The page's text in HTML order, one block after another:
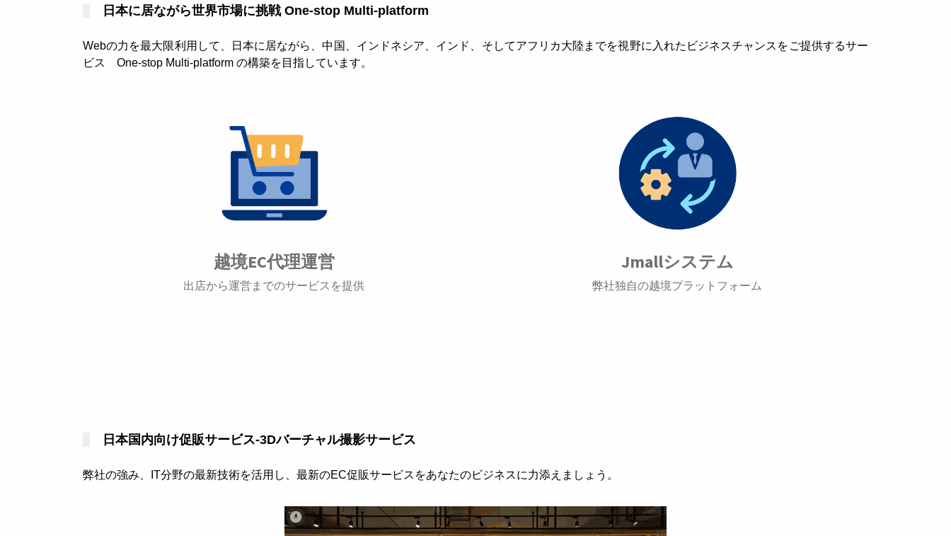
日本に居ながら世界市場に挑戦 One-stop Multi-platform
Webの力を最大限利用して、日本に居ながら、中国、インドネシア、インド、そしてアフリカ大陸までを視野に入れたビジネスチャンスをご提供するサー
ビス One-stop Multi-platform の構築を目指しています。
越境EC代理運営
出店から運営までのサービスを提供
Jmallシステム
弊社独自の越境プラットフォーム
日本国内向け促販サービス-3Dバーチャル撮影サービス
弊社の強み、IT分野の最新技術を活用し、最新のEC促販サービスをあなたのビジネスに力添えましょう。